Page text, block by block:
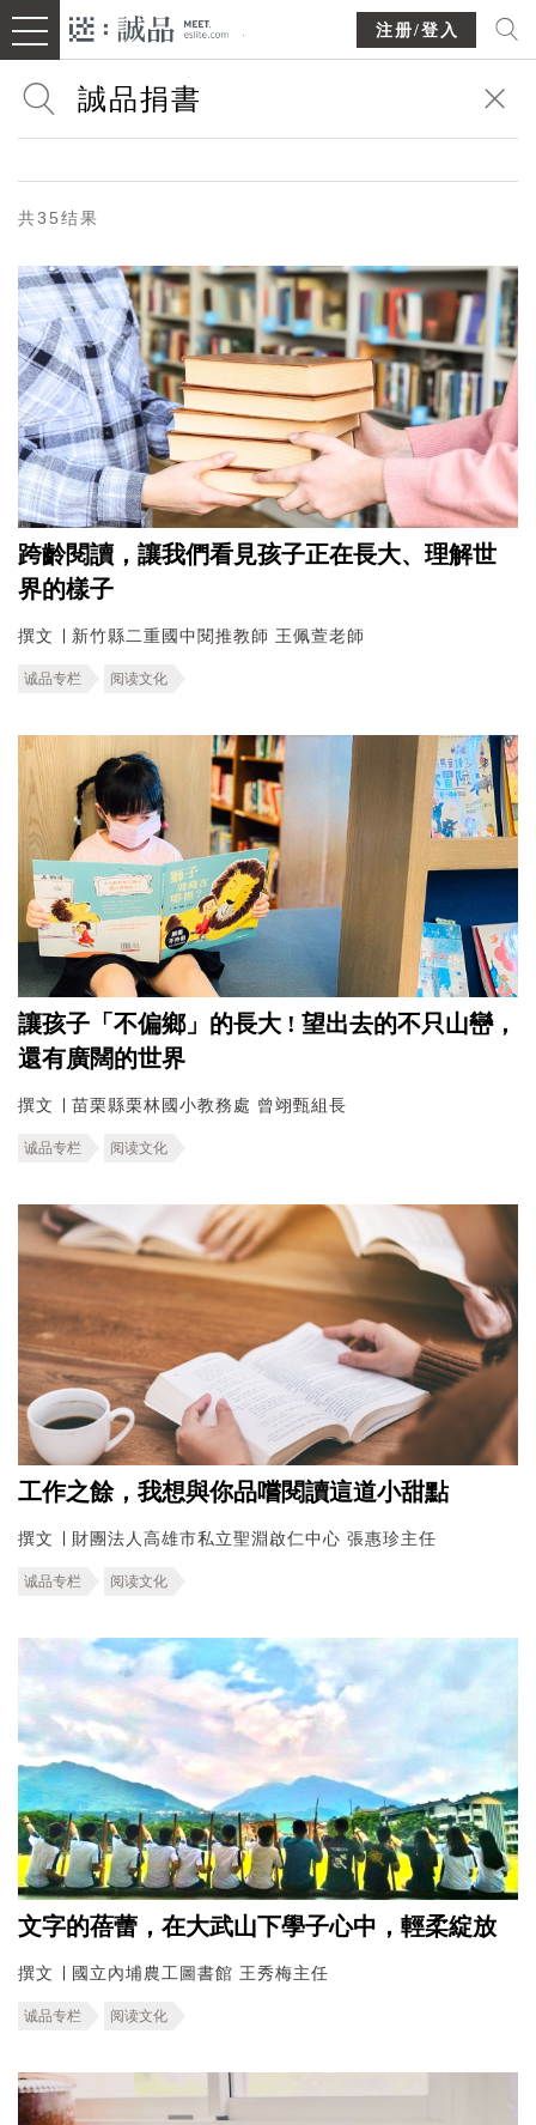
注册/登入
共35结果
跨齡閱讀，讓我們看見孩子正在長大、理解世
界的樣子
撰文 ∣ 新竹縣二重國中閱推教師 王佩萱老師
诚品专栏 阅读文化
讓孩子「不偏鄉」的長大 ! 望出去的不只山巒，
還有廣闊的世界
撰文 ∣ 苗栗縣栗林國小教務處 曾翊甄組長
诚品专栏 阅读文化
工作之餘，我想與你品嚐閱讀這道小甜點
撰文 ∣ 財團法人高雄市私立聖淵啟仁中心 張惠珍主任
诚品专栏 阅读文化
文字的蓓蕾，在大武山下學子心中，輕柔綻放
撰文 ∣ 國立內埔農工圖書館 王秀梅主任
诚品专栏 阅读文化